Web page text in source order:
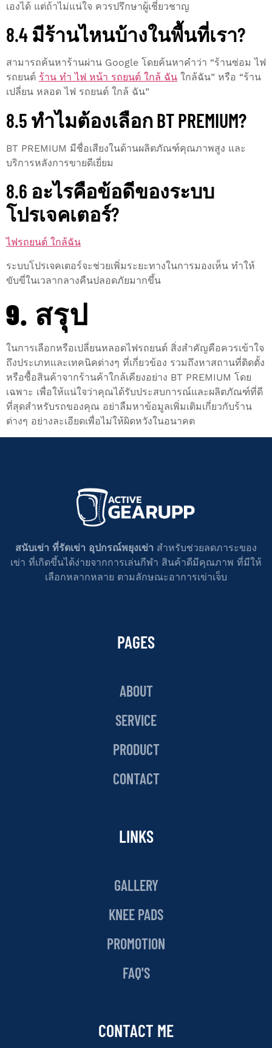
เองได้ แต่ถ้าไม่แน่ใจ ควรปรึกษาผู้เชี่ยวชาญ
8.4 มีร้านไหนบ้างในพื้นที่เรา?
สามารถค้นหาร้านผ่าน Google โดยค้นหาคำว่า “ร้านซ่อม ไฟ
รถยนต์ ร้าน ทํา ไฟ หน้า รถยนต์ ใกล้ ฉัน ใกล้ฉัน” หรือ “ร้าน
เปลี่ยน หลอด ไฟ รถยนต์ ใกล้ ฉัน”
8.5 ทำไมต้องเลือก BT PREMIUM?
BT PREMIUM มีชื่อเสียงในด้านผลิตภัณฑ์คุณภาพสูง และ
บริการหลังการขายดีเยี่ยม
8.6 อะไรคือข้อดีของระบบ
โปรเจคเตอร์?
ไฟรถยนต์ ใกล้ฉัน
ระบบโปรเจคเตอร์จะช่วยเพิ่มระยะทางในการมองเห็น ทำให้
ขับขี่ในเวลากลางคืนปลอดภัยมากขึ้น
9. สรุป
ในการเลือกหรือเปลี่ยนหลอดไฟรถยนต์ สิ่งสำคัญคือควรเข้าใจ
ถึงประเภทและเทคนิคต่างๆ ที่เกี่ยวข้อง รวมถึงหาสถานที่ติดตั้ง
หรือซื้อสินค้าจากร้านค้าใกล้เคียงอย่าง BT PREMIUM โดย
เฉพาะ เพื่อให้แน่ใจว่าคุณได้รับประสบการณ์และผลิตภัณฑ์ที่ดี
ที่สุดสำหรับรถของคุณ อย่าลืมหาข้อมูลเพิ่มเติมเกี่ยวกับร้าน
ต่างๆ อย่างละเอียดเพื่อไม่ให้ผิดหวังในอนาคต
สนับเข่า ที่รัดเข่า อุปกรณ์พยุงเข่า สำหรับช่วยลดภาระของ
เข่า ที่เกิดขึ้นได้ง่ายจากการเล่นกีฬา สินค้าดีมีคุณภาพ ที่มีให้
เลือกหลากหลาย ตามลักษณะอาการเข่าเจ็บ
PAGES
ABOUT
SERVICE
PRODUCT
CONTACT
LINKS
GALLERY
KNEE PADS
PROMOTION
FAQ'S
CONTACT ME